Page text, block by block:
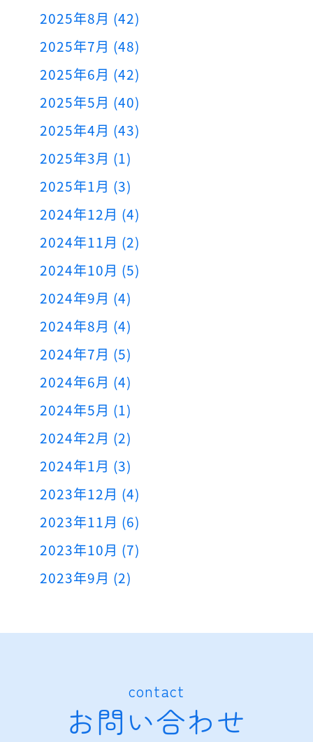
2025年8月 (42)
2025年7月 (48)
2025年6月 (42)
2025年5月 (40)
2025年4月 (43)
2025年3月 (1)
2025年1月 (3)
2024年12月 (4)
2024年11月 (2)
2024年10月 (5)
2024年9月 (4)
2024年8月 (4)
2024年7月 (5)
2024年6月 (4)
2024年5月 (1)
2024年2月 (2)
2024年1月 (3)
2023年12月 (4)
2023年11月 (6)
2023年10月 (7)
2023年9月 (2)
contact
お問い合わせ